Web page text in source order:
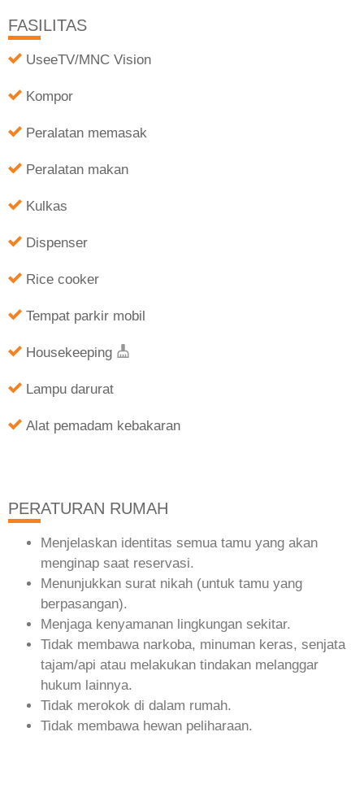
FASILITAS
UseeTV/MNC Vision
Kompor
Peralatan memasak
Peralatan makan
Kulkas
Dispenser
Rice cooker
Tempat parkir mobil
Housekeeping
Lampu darurat
Alat pemadam kebakaran
PERATURAN RUMAH
Menjelaskan identitas semua tamu yang akan
menginap saat reservasi.
Menunjukkan surat nikah (untuk tamu yang
berpasangan).
Menjaga kenyamanan lingkungan sekitar.
Tidak membawa narkoba, minuman keras, senjata
tajam/api atau melakukan tindakan melanggar
hukum lainnya.
Tidak merokok di dalam rumah.
Tidak membawa hewan peliharaan.